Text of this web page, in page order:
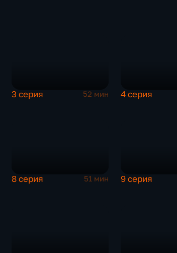
3 серия 52 мин 4 серия
8 серия 51 мин 9 серия